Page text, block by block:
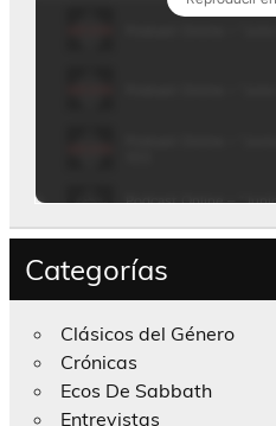
Categorías
Clásicos del Género
Crónicas
Ecos De Sabbath
Entrevistas